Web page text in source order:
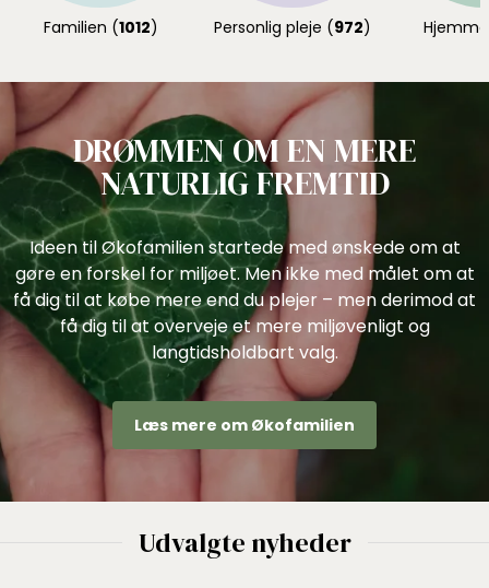
Familien (1012) Personlig pleje (972)
DRØMMEN OM EN MERE
NATURLIG FREMTID
Ideen til Økofamilien startede med ønskede om at
gøre en forskel for miljøet. Men ikke med målet om at
få dig til at købe mere end du plejer – men derimod at
få dig til at overveje et mere miljøvenligt og
langtidsholdbart valg.
Læs mere om Økofamilien
Udvalgte nyheder